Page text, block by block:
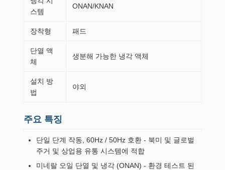
스템
ONAN/KNAN
장착형 패드
단열 액
체
생분해 가능한 냉각 액체
설치 방
법
야외
주요 특징
단일 단계 작동, 60Hz / 50Hz 호환 - 북미 및 글로벌
주거 및 상업용 유통 시스템에 적합
미네랄 오일 단열 및 냉각 (ONAN) - 환경 테스트 된